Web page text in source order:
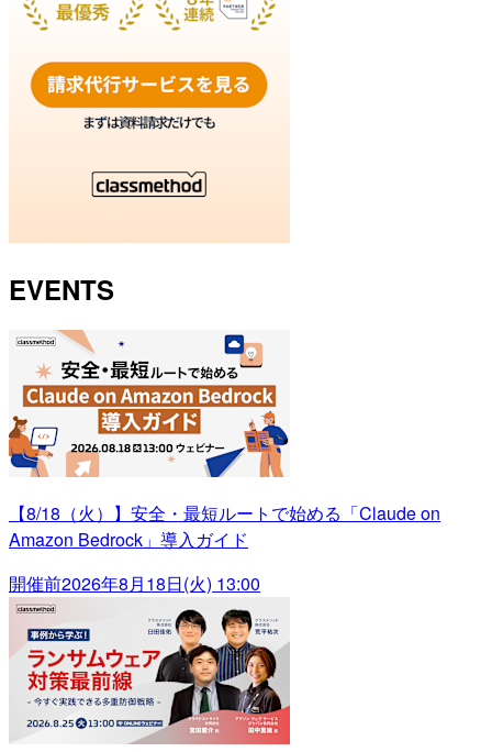
EVENTS
【8/18（火）】安全・最短ルートで始める「Claude on
Amazon Bedrock」導入ガイド
開催前2026年8月18日(火) 13:00